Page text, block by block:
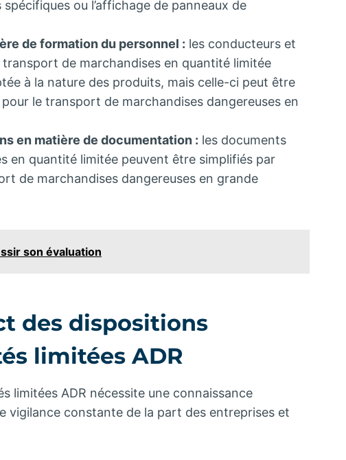
ou l’affichage de panneaux de
de formation du personnel : les conducteurs et
de marchandises en quantité limitée
à la nature des produits, mais celle-ci peut être
le transport de marchandises dangereuses en
en matière de documentation : les documents
en quantité limitée peuvent être simplifiés par
de marchandises dangereuses en grande
son évaluation
des dispositions
limitées ADR
limitées ADR nécessite une connaissance
vigilance constante de la part des entreprises et